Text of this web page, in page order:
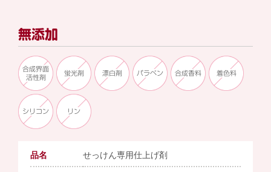
無添加
合成界面
活性剤
蛍光剤 漂白剤 パラベン 合成香料 着色料
シリコン リン
品名 せっけん専用仕上げ剤